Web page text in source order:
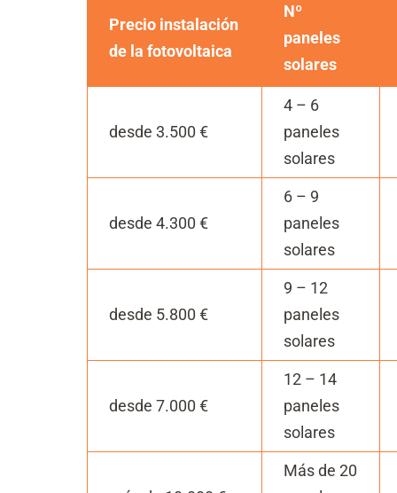
Precio instalación
de la fotovoltaica
Nº
paneles
solares
desde 3.500 €
4 – 6
paneles
solares
desde 4.300 €
6 – 9
paneles
solares
desde 5.800 €
9 – 12
paneles
solares
desde 7.000 €
12 – 14
paneles
solares
Más de 20